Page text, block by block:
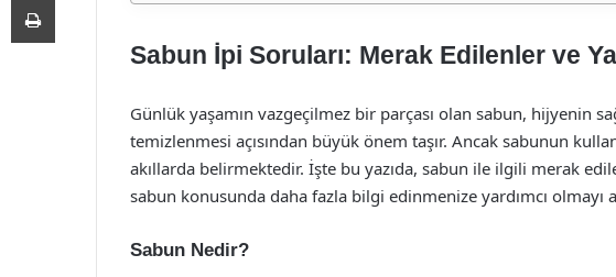
Sabun İpi Soruları: Merak Edilenler ve
Günlük yaşamın vazgeçilmez bir parçası olan sabun, hijyenin
temizlenmesi açısından büyük önem taşır. Ancak sabunun
akıllarda belirmektedir. İşte bu yazıda, sabun ile ilgili merak
sabun konusunda daha fazla bilgi edinmenize yardımcı olmayı
Sabun Nedir?